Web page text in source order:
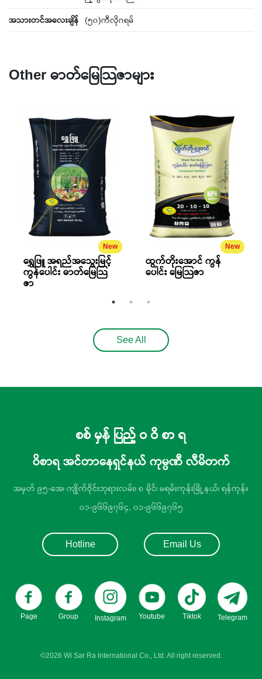
အသားတင်အ‌လေးချိန် (၅၀)ကီလိုဂရမ်
Other ဓာတ်မြေသြဇာများ
New
ရွှေဖြူ အရည်အသွေးမြင့်
ကွန်ပေါင်း ဓာတ်မြေသြ
ဇာ
New
ထွက်တိုးအောင် ကွန်
ပေါင်း မြေသြဇာ
See All
စစ် မှန် ပြည့် ဝ ဝိ စာ ရ
ဝိစာရ အင်တာနေရှင်နယ် ကုမ္ပဏီ လီမိတက်
အမှတ် ၉၅-အေ၊ ကျိုက်ဝိုင်းဘုရားလမ်း၊ ၈ မိုင်၊ မရမ်းကုန်းမြို့နယ်၊ ရန်ကုန်။
၀၁-၉၆၆၉၇၆၄, ၀၁-၉၆၆၉၇၆၅
Hotline Email Us
Page Group Instagram Youtube Tiktok Telegram
©2026 Wi Sar Ra International Co., Ltd. All right reserved.